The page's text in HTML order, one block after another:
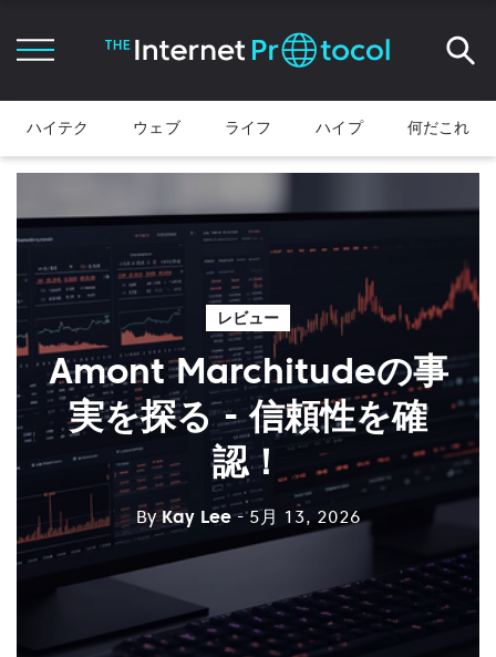
ハイテク ウェブ ライフ ハイプ 何だこれ
レビュー
Amont Marchitudeの事
実を探る - 信頼性を確
認！
ByKay Lee - 5月 13, 2026